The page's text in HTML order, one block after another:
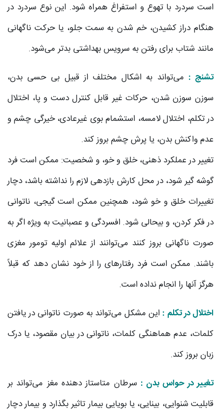
است سردرد با تهوع و استفراغ همراه شود. این نوع سردرد در
هنگام دراز کشیدن، خم شدن به سمت جلو، یا حرکت ناگهانی
مانند شتاب برای رفتن به سرویس بهداشتی بدتر می‌شود.
تشنج : می‌‌تواند به اشکال مختلف از قبیل بی حسی بدن،
سوزن سوزن شدن، حرکات غیر قابل کنترل دست و پا، اختلال
در تکلم، اختلال لامسه، استشمام بوی غیرعادی، خیرگی چشم و
عدم واکنش بدن، یا پرش چشم بروز کند.
تغییر در عملکرد ذهنی، خلق و خو، و شخصیت: ممکن است فرد
گوشه گیر شود، در محل کارش بازدهی لازم را نداشته باشد، دچار
تغییرات خلق و خو شود، همچنین ممکن است گیجی، ناتوانی
در فکر کردن، و بیحالی شود. افسردگی و عصبانیت به ویژه اگر به
صورت ناگهانی بروز کنند می‌‌توانند از علائم اولیه تومور مغزی
باشند. ممکن است فرد رفتارهای را از خود نشان دهد که قبلاً
هرگز آنها را انجام نداده است.
اختلال در تکلم : این مشکل می‌تواند به صورت ناتوانی در یافتن
کلمات، عدم هماهنگی کلمات، ناتوانی در بیان مقصود، یا درک
زبان بروز کند.
تغییر در حواس بدن : سرطان متاستاز دهنده مغز می‌تواند بر
قابلیت شنوایی، بینایی، یا بویایی بیمار تاثیر بگذارد و بیمار دچار